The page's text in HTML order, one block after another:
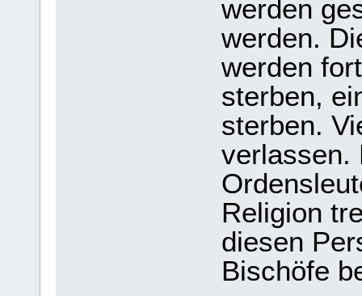
werden
werden.
werden
sterben,
sterben.
verlassen.
Religion
diesen
Bischöfe